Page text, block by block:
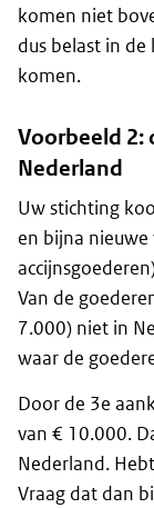
komen niet
dus belast in
komen.
Voorbeeld 2:
Nederland
Uw stichting
en bijna
Van de
7.000) niet in
waar de
Door de 3e
van € 10.000.
Nederland.
Vraag dat dan